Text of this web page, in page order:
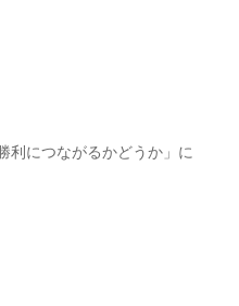
利につながるかどうか」に